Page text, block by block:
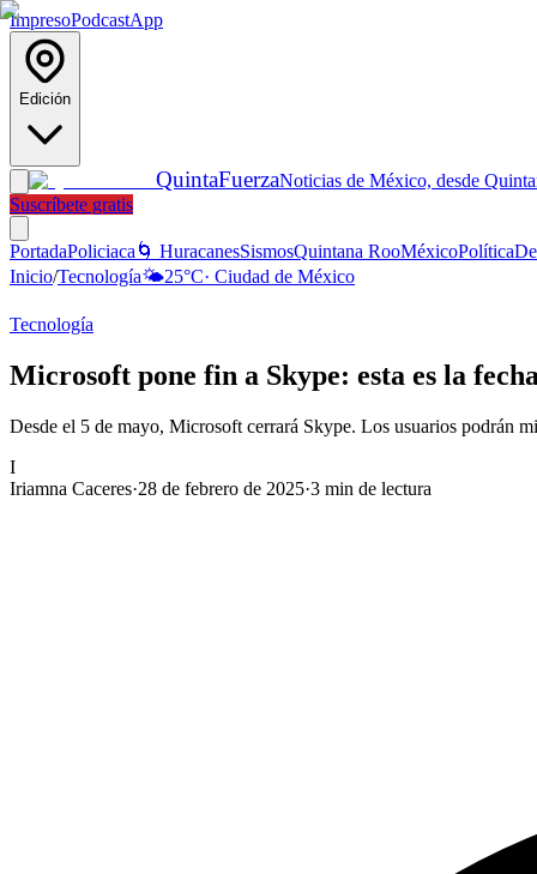
ImpresoPodcastApp
Edición
QuintaFuerzaNoticias de México, desde
Suscríbete gratis
PortadaPoliciaca 🌀 HuracanesSismosQuintana RooMéxicoPolítica
Inicio/Tecnología🌤️25°C· Ciudad de México
Tecnología
Microsoft pone fin a Skype: esta es la
Desde el 5 de mayo, Microsoft cerrará Skype. Los usuarios podrán
I
Iriamna Caceres·28 de febrero de 2025·3 min de lectura